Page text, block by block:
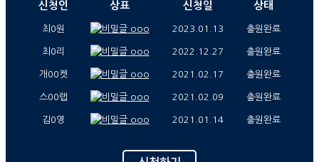
신청인 상표 신청일 상태
최0원 ooo 2023.01.13 출원완료
최0리 ooo 2022.12.27 출원완료
개00켓 ooo 2021.02.17 출원완료
스00랩 ooo 2021.02.09 출원완료
김0영 ooo 2021.01.14 출원완료